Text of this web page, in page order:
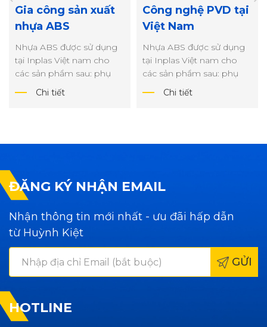
Gia công sản xuất
nhựa ABS
Nhựa ABS được sử dụng
tại Inplas Việt nam cho
các sản phẩm sau: phụ
kiện thực phẩm công
Chi tiết
Công nghệ PVD tại
Việt Nam
Nhựa ABS được sử dụng
tại Inplas Việt nam cho
các sản phẩm sau: phụ
kiện thực phẩm công
Chi tiết
ĐĂNG KÝ NHẬN EMAIL
Nhận thông tin mới nhất - ưu đãi hấp dẫn
từ Huỳnh Kiệt
GỬI
HOTLINE